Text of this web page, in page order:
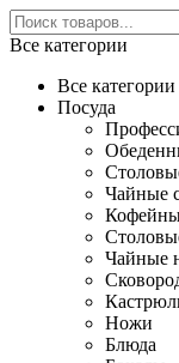
Все категории
Все категории
Посуда
Чайные
Чайные
Ножи
Блюда